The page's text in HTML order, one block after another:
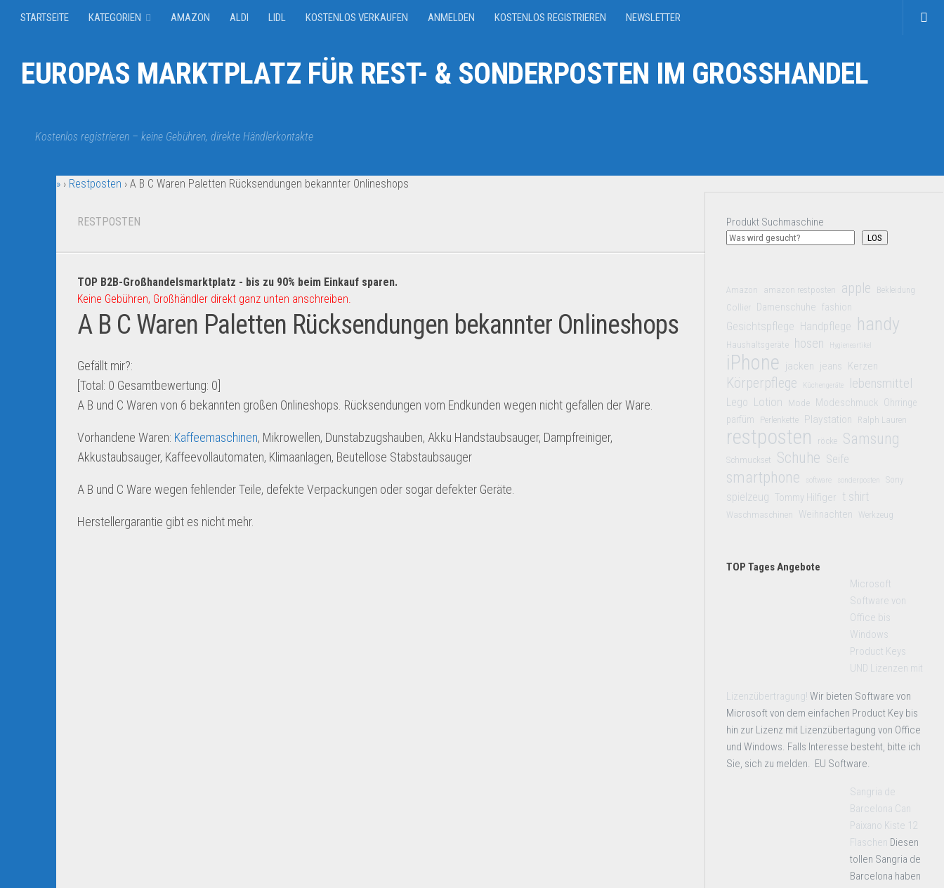
STARTSEITE KATEGORIEN AMAZON ALDI LIDL KOSTENLOS VERKAUFEN ANMELDEN KOSTENLOS REGISTRIEREN NEWSLETTER
EUROPAS MARKTPLATZ FÜR REST- & SONDERPOSTEN IM GROSSHANDEL
Kostenlos registrieren – keine Gebühren, direkte Händlerkontakte
» › Restposten › A B C Waren Paletten Rücksendungen bekannter Onlineshops
RESTPOSTEN
TOP B2B-Großhandelsmarktplatz - bis zu 90% beim Einkauf sparen.
Keine Gebühren, Großhändler direkt ganz unten anschreiben.
A B C Waren Paletten Rücksendungen bekannter Onlineshops
Gefällt mir?:
[Total: 0 Gesamtbewertung: 0
A B und C Waren von 6 bekannten großen Onlineshops. Rücksendungen vom Endkunden wegen nicht gefallen der Ware.
Vorhandene Waren: Kaffeemaschinen, Mikrowellen, Dunstabzugshauben, Akku Handstaubsauger, Dampfreiniger,
Akkustaubsauger, Kaffeevollautomaten, Klimaanlagen, Beutellose Stabstaubsauger
A B und C Ware wegen fehlender Teile, defekte Verpackungen oder sogar defekter Geräte.
Herstellergarantie gibt es nicht mehr.
Produkt Suchmaschine
LOS
Amazon amazon restposten apple Bekleidung
Collier Damenschuhe fashion
Gesichtspflege Handpflege handy
Haushaltsgeräte hosen Hygieneartikel
iPhone jacken jeans Kerzen
Körperpflege Küchengeräte lebensmittel
Lego Lotion Mode Modeschmuck Ohrringe
parfüm
Perlenkette Playstation Ralph Lauren
restposten röcke Samsung
Schmuckset Schuhe Seife
smartphone software sonderposten Sony
spielzeug Tommy Hilfiger t shirt
Waschmaschinen Weihnachten Werkzeug
TOP Tages Angebote
Microsoft
Software von
Office bis
Windows
Product Keys
UND Lizenzen mit
Lizenzübertragung! Wir bieten Software von
Microsoft von dem einfachen Product Key bis
hin zur Lizenz mit Lizenzübertagung von Office
und Windows. Falls Interesse besteht, bitte ich
Sie, sich zu melden. EU Software.
Sangria de
Barcelona Can
Paixano Kiste 12
Flaschen Diesen
tollen Sangria de
Barcelona haben